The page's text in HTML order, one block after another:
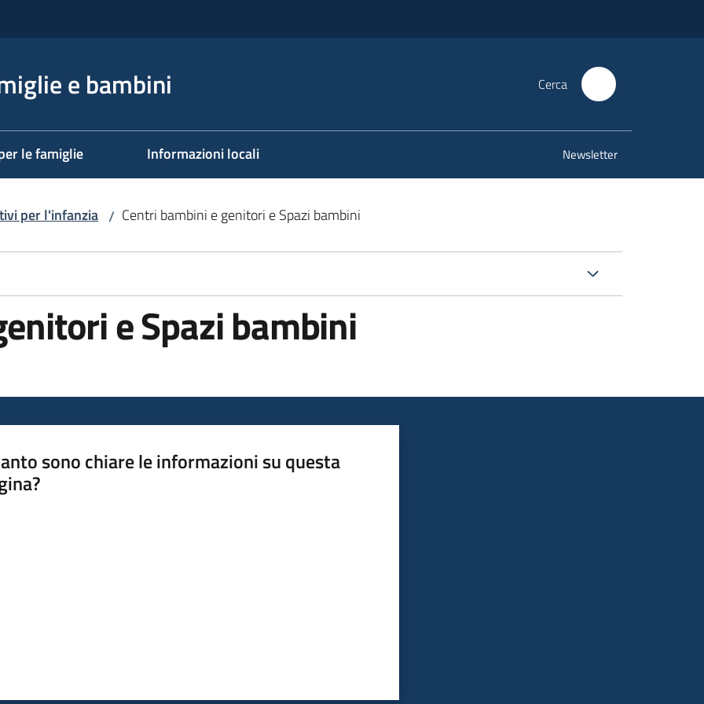
e bambini Cerca
le famiglie Informazioni locali Newsletter
per l'infanzia / Centri bambini e genitori e Spazi bambini
e Spazi bambini
sono chiare le informazioni su questa